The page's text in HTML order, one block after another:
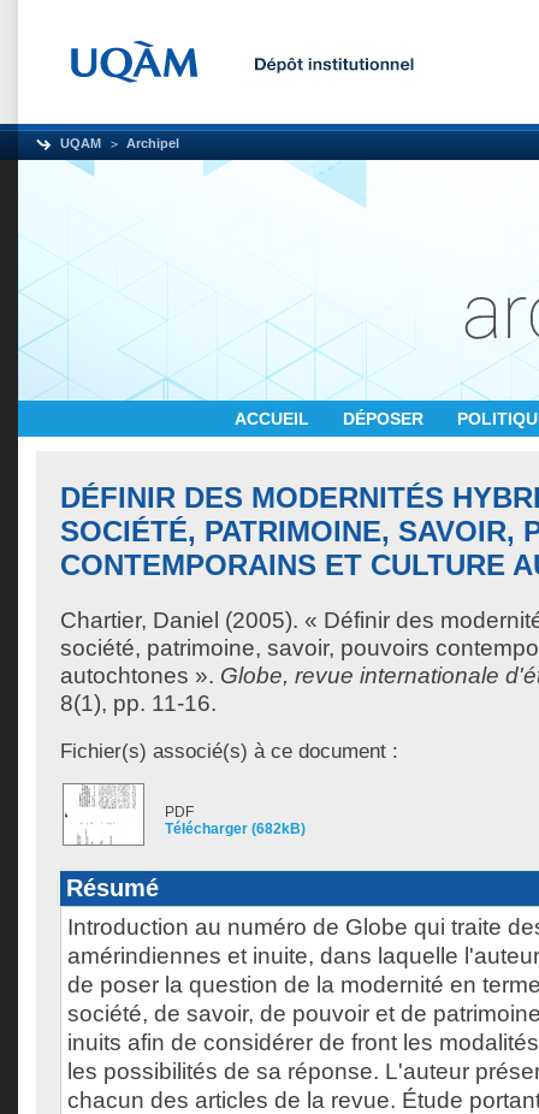
UQAM Archipel
ACCUEIL DÉPOSER
DÉFINIR DES MODERNITÉS
SOCIÉTÉ, PATRIMOINE, SAVOIR,
CONTEMPORAINS ET CULTURE
Chartier, Daniel (2005). « Définir des
société, patrimoine, savoir, pouvoirs
autochtones ». Globe, revue internationale
8(1), pp. 11-16.
Fichier(s) associé(s) à ce document :
PDF
Télécharger (682kB)
Résumé
Introduction au numéro de Globe qui traite
amérindiennes et inuite, dans laquelle
de poser la question de la modernité en
société, de savoir, de pouvoir et de
inuits afin de considérer de front les
les possibilités de sa réponse. L'auteur
chacun des articles de la revue. Étude